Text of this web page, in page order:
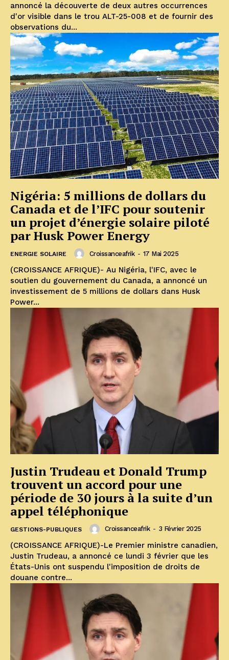
annoncé la découverte de deux autres occurrences
d'or visible dans le trou ALT-25-008 et de fournir des
observations du...
Nigéria: 5 millions de dollars du
Canada et de l’IFC pour soutenir
un projet d’énergie solaire piloté
par Husk Power Energy
ENERGIE SOLAIRE Croissanceafrik - 17 Mai 2025
(CROISSANCE AFRIQUE)- Au Nigéria, l'IFC, avec le
soutien du gouvernement du Canada, a annoncé un
investissement de 5 millions de dollars dans Husk
Power...
Justin Trudeau et Donald Trump
trouvent un accord pour une
période de 30 jours à la suite d’un
appel téléphonique
GESTIONS-PUBLIQUES Croissanceafrik - 3 Février 2025
(CROISSANCE AFRIQUE)-Le Premier ministre canadien,
Justin Trudeau, a annoncé ce lundi 3 février que les
États-Unis ont suspendu l'imposition de droits de
douane contre...